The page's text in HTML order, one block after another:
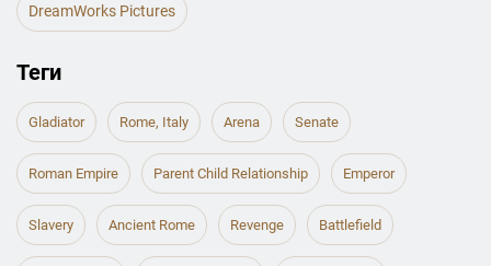
DreamWorks Pictures
Теги
Gladiator Rome, Italy Arena Senate
Roman Empire Parent Child Relationship Emperor
Slavery Ancient Rome Revenge Battlefield